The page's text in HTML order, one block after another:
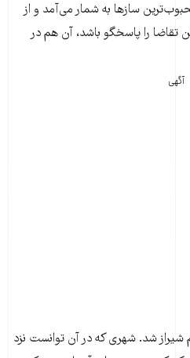
ساز‌ها به شمار می‌آمد و از
تقاضا را پاسخگو باشد، آن هم در
آگهی
شیراز شد. شهری که در آن توانست نزد